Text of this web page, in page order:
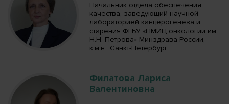
Начальник отдела обеспечения
качества, заведующий научной
лабораторией канцерогенеза и
старения ФГБУ «НМИЦ онкологии им.
Н.Н. Петрова» Минздрава России,
к.м.н., Санкт-Петербург
Филатова Лариса
Валентиновна